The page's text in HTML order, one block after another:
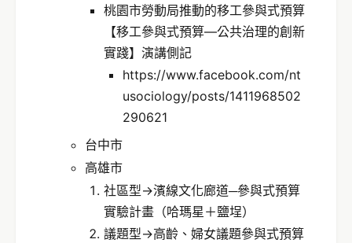
桃園市勞動局推動的移工參與式預算
【移工參與式預算—公共治理的創新
實踐】演講側記
https://www.facebook.com/nt
usociology/posts/1411968502
290621
台中市
高雄市
社區型→濱線文化廊道─參與式預算
實驗計畫（哈瑪星＋鹽埕）
議題型→高齡、婦女議題參與式預算